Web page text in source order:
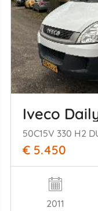
Iveco
50C15V 330 H2
€ 5.450
2011